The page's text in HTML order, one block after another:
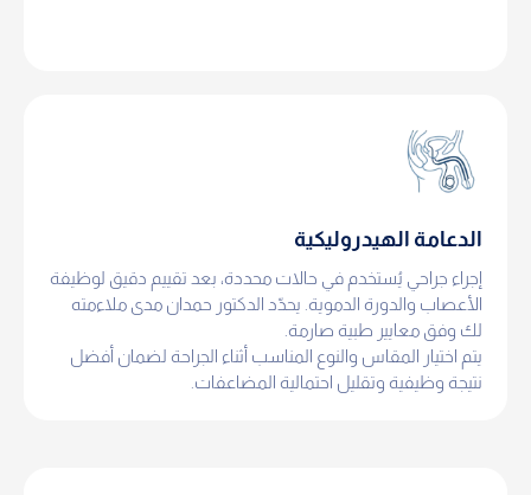
الدعامة الهيدروليكية
إجراء جراحي يُستخدم في حالات محددة، بعد تقييم دقيق لوظيفة
الأعصاب والدورة الدموية. يحدّد الدكتور حمدان مدى ملاءمته
لك وفق معايير طبية صارمة.
يتم اختيار المقاس والنوع المناسب أثناء الجراحة لضمان أفضل
نتيجة وظيفية وتقليل احتمالية المضاعفات.